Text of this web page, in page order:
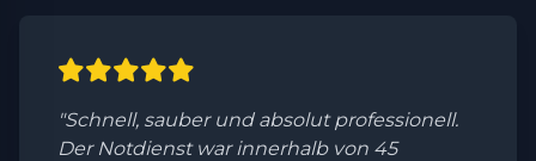
"Schnell, sauber und absolut professionell.
Der Notdienst war innerhalb von 45